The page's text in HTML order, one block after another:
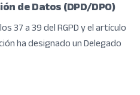
de Datos (DPD/DPO)
37 a 39 del RGPD y el artículo
ha designado un Delegado